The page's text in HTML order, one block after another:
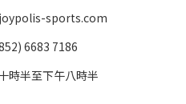
sports.com
6683 7186
時半至下午八時半